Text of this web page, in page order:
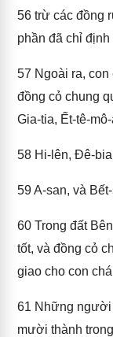
56 trừ các đồng
phần đã chỉ
57 Ngoài ra,
đồng cỏ chung
Gia-tia, Ết-tê-mô-
58 Hi-lên, Đê-
59A-san, và
60 Trong đất
tốt, và đồng cỏ
giao cho con
61 Những người
mười thành